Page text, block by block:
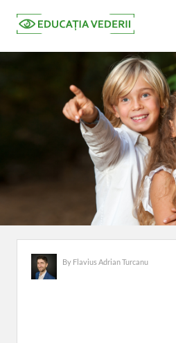
By Flavius Adrian Turcanu